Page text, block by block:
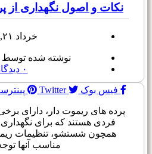
نکات و اصول نگهداری از
خرداد ۲۱, ۱۴۰۲
نوشته شده توسط
۰
فیس بوک Twitter
پرده های ریموت دار، دارای
فردی هستند که برای نگهداری
همچون شستشو، تنظیمات
مناسب آنها